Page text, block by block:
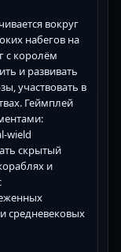
вокруг
набегов на
с королём
и развивать
участвовать в
Геймплей
wield
скрытый
и
средневековых